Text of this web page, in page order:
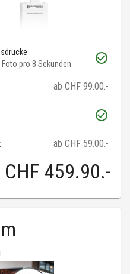
pro 8 Sekunden
ab CHF 99.00.-
ab CHF 59.00.-
CHF 459.90.-